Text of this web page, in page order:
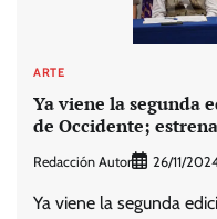
ARTE
Ya viene la segunda
de Occidente;
Redacción Autor 26/11/
Ya viene la segunda